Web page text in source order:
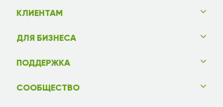
КЛИЕНТАМ
ДЛЯ БИЗНЕСА
ПОДДЕРЖКА
СООБЩЕСТВО